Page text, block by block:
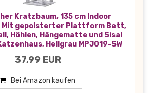
Kratzbaum, 135 cm Indoor
Mit gepolsterter Plattform Bett,
Höhlen, Hängematte und Sisal
Hellgrau MPJ019-SW
37,99 EUR
Bei Amazon kaufen